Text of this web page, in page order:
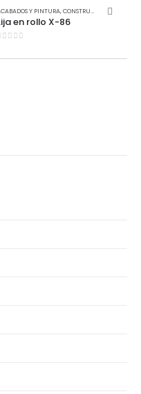
,FANDELLI,OTROS
Y PINTURA,CONSTRUCCIÓN ,
en rollo X-86